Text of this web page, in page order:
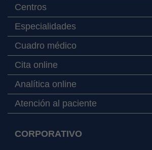
Centros
Especialidades
Cuadro médico
Cita online
Analítica online
Atención al paciente
CORPORATIVO